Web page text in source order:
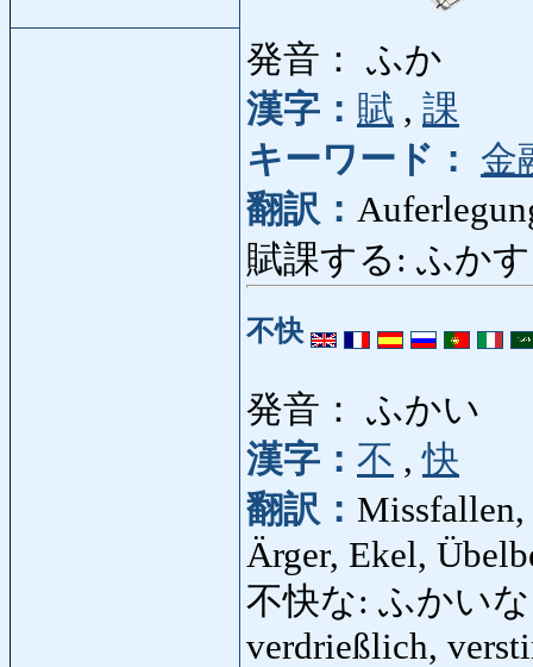
発音： ふか
漢字： 賦 , 課
キーワード： 金
翻訳：
賦課する: ふかす
不快
発音： ふかい
漢字： 不 ,快
翻訳： Missfallen,
Ärger, Ekel,
不快な: ふかいな
verdrießlich,